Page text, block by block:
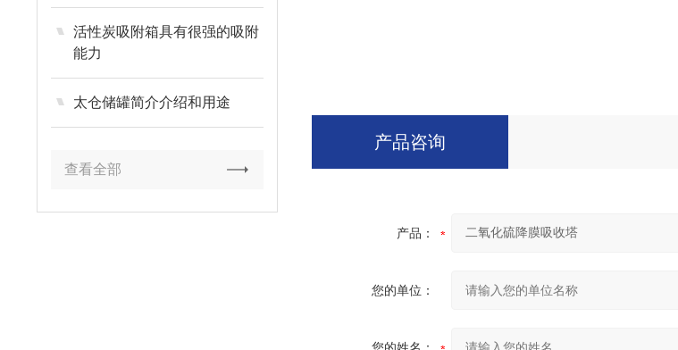
活性炭吸附箱具有很强的吸附
能力
太仓储罐简介介绍和用途
查看全部
产品咨询
产品：
您的单位：